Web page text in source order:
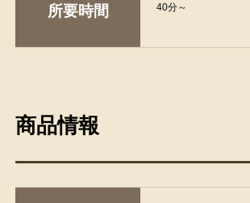
所要時間 40分～
商品情報